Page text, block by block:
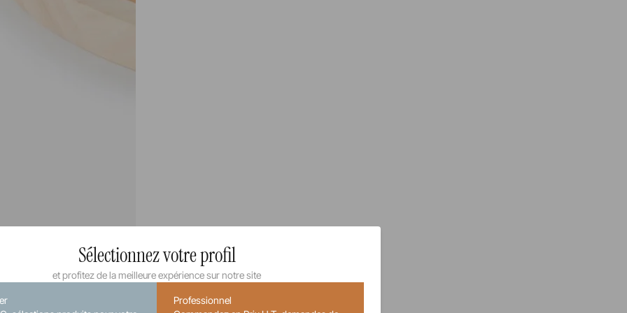
Sélectionnez votre profil
et profitez de la meilleure expérience sur notre site
Professionnel